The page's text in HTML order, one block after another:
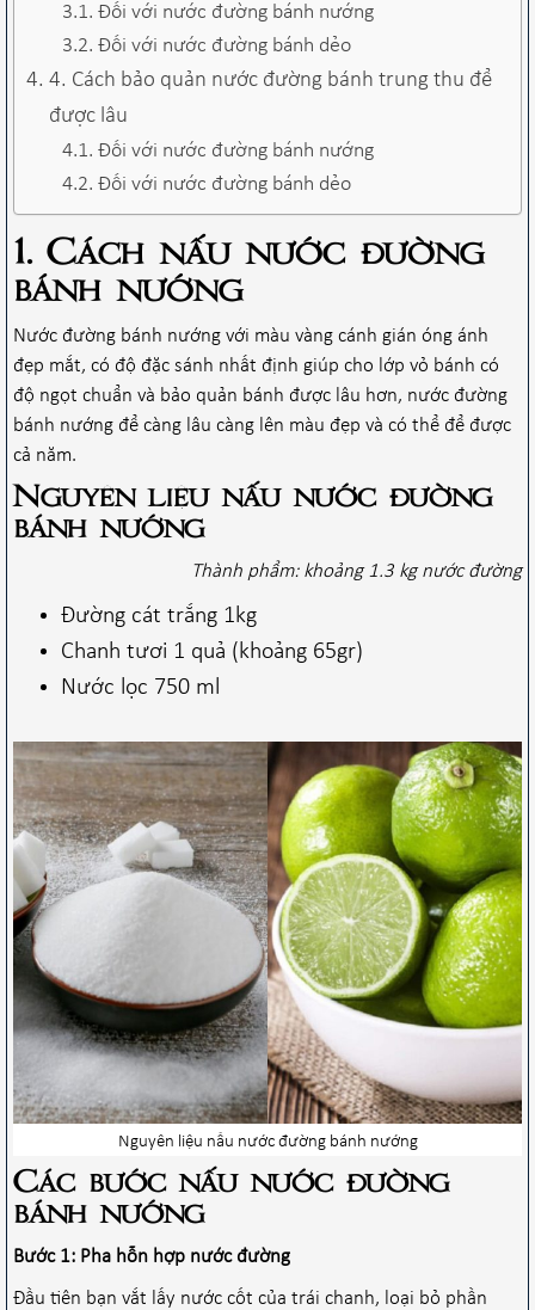
Đối với nước đường bánh nướng
Đối với nước đường bánh dẻo
4. Cách bảo quản nước đường bánh trung thu để
được lâu
Đối với nước đường bánh nướng
Đối với nước đường bánh dẻo
1. Cách nấu nước đường
bánh nướng
Nước đường bánh nướng với màu vàng cánh gián óng ánh
đẹp mắt, có độ đặc sánh nhất định giúp cho lớp vỏ bánh có
độ ngọt chuẩn và bảo quản bánh được lâu hơn, nước đường
bánh nướng để càng lâu càng lên màu đẹp và có thể để được
cả năm.
Nguyên liệu nấu nước đường
bánh nướng
Thành phẩm: khoảng 1.3 kg nước đường
Đường cát trắng 1kg
Chanh tươi 1 quả (khoảng 65gr)
Nước lọc 750 ml
Nguyên liệu nấu nước đường bánh nướng
Các bước nấu nước đường
bánh nướng
Bước 1: Pha hỗn hợp nước đường
Đầu tiên bạn vắt lấy nước cốt của trái chanh, loại bỏ phần